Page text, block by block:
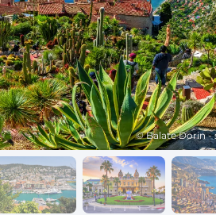
perfekt geplantes Jahr
perfekt geplantes Jahr
© Balate Dorin -